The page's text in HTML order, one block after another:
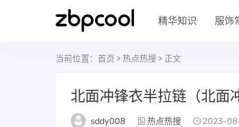
精华知识 服饰
当前位置： 首页 >热点热搜 > 正文
北面冲锋衣半拉链（北面
sddy008 热点热搜 2023-